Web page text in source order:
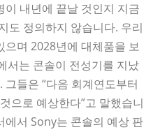
내년에 끝날 것인지 지금
도 정의하지 않습니다. 우리
으며 2028년에 대체품을 보
서는 콘솔이 전성기를 지났
들은 “다음 회계연도부터
으로 예상한다”고 말했습니
에서 Sony는 콘솔의 예상 판